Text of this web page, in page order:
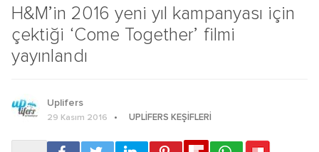
H&M’in 2016 yeni yıl kampanyası için
çektiği ‘Come Together’ filmi
yayınlandı
Uplifers
29 Kasım 2016 UPLIFERS KEŞIFLERI